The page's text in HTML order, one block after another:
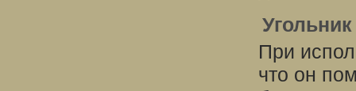
Угольник
При
что он